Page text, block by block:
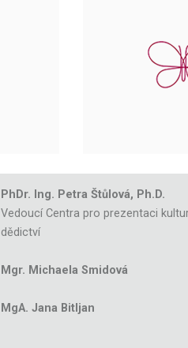
PhDr. Ing. Petra Štůlová, Ph.D.
Vedoucí Centra pro prezentaci
dědictví
Mgr. Michaela Smidová
MgA. Jana Bitljan